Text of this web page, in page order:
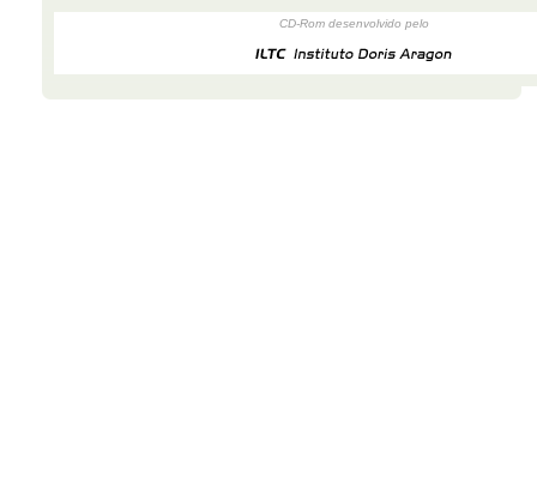
CD-Rom desenvolvido pelo